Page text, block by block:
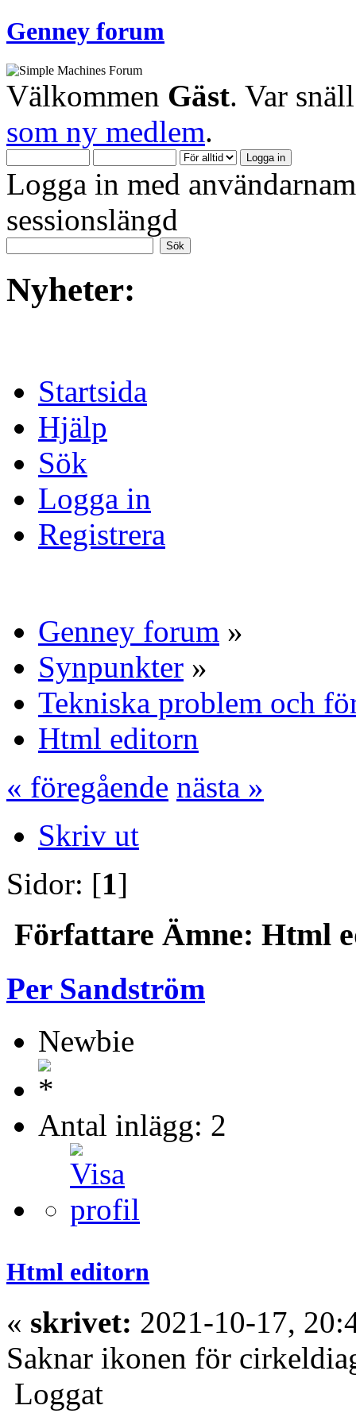
Genney forum
Välkommen Gäst. Var
som ny medlem.
Logga in med
sessionslängd
Nyheter:
Startsida
Hjälp
Sök
Logga in
Registrera
Genney forum »
Synpunkter »
Tekniska problem och
Html editorn
« föregående nästa »
Skriv ut
Sidor: [1]
Författare Ämne: Html
Per Sandström
Newbie
Antal inlägg: 2
Html editorn
« skrivet: 2021-10-17,
Saknar ikonen för
Loggat